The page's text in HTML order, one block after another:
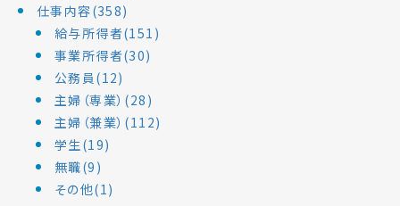
仕事内容(358)
給与所得者(151)
事業所得者(30)
公務員(12)
主婦（専業）(28)
主婦（兼業）(112)
学生(19)
無職(9)
その他(1)